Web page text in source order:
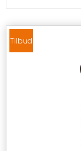
Tilbud